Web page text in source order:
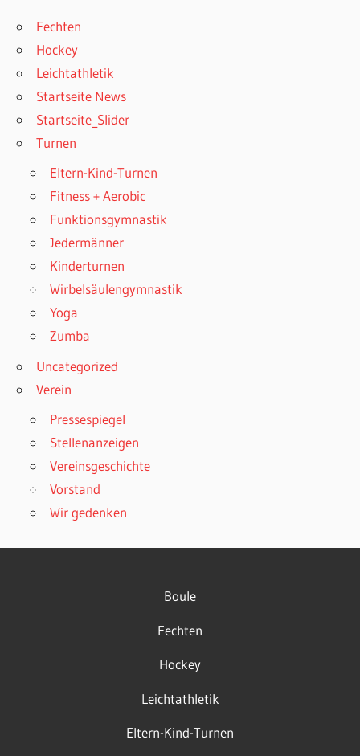
Fechten
Hockey
Leichtathletik
Startseite News
Startseite_Slider
Turnen
Eltern-Kind-Turnen
Fitness + Aerobic
Funktionsgymnastik
Jedermänner
Kinderturnen
Wirbelsäulengymnastik
Yoga
Zumba
Uncategorized
Verein
Pressespiegel
Stellenanzeigen
Vereinsgeschichte
Vorstand
Wir gedenken
Boule
Fechten
Hockey
Leichtathletik
Eltern-Kind-Turnen